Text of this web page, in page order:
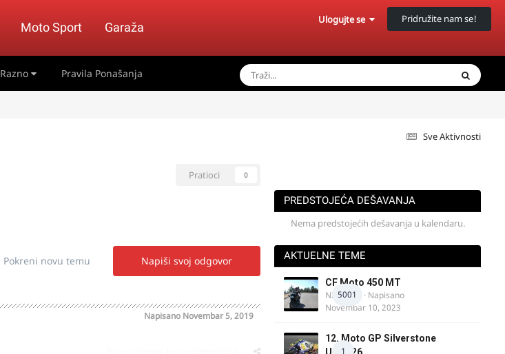
Moto Sport Garaža
Ulogujte se Pridružite nam se!
Razno Pravila Ponašanja
Sve Aktivnosti
Pratioci 0
Napiši svoj odgovor
Pokreni novu temu
Napisano Novembar 5, 2019
PREDSTOJEĆA DEŠAVANJA
Nema predstojećih dešavanja u kalendaru.
AKTUELNE TEME
5001
CF Moto 450 MT
NIKOLA 1
· Napisano
Novembar 10, 2023
1
12. Moto GP Silverstone
UK 2026